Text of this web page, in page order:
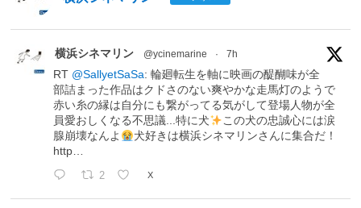
横浜シネマリン @ycinemarine · 7h
RT @SallyetSaSa: 輪廻転生を軸に映画の醍醐味が全
部詰まった作品はクドさのない爽やかな走馬灯のようで
赤い糸の縁は自分にも繋がってる気がして登場人物が全
員愛おしくなる不思議...特に犬
この犬の忠誠心には涙
腺崩壊なんよ
犬好きは横浜シネマリンさんに集合だ！
http…
2 X